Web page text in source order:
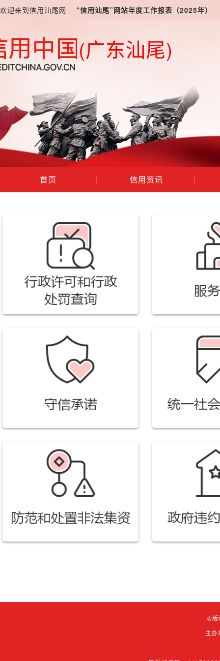
(广东汕尾)
欢迎来到信用汕尾网 “信用汕尾”网站年度工作报表（2025年）
首页 | 信用资讯 |
©版
主办